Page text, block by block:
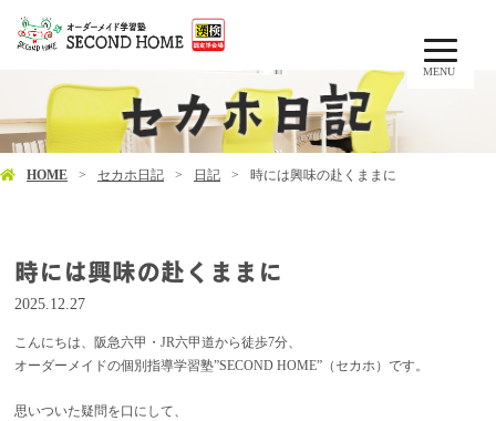
MENU
HOME セカホ日記 日記 時には興味の赴くままに
時には興味の赴くままに
2025.12.27
こんにちは、阪急六甲・JR六甲道から徒歩7分、
オーダーメイドの個別指導学習塾”SECOND HOME”（セカホ）です。
思いついた疑問を口にして、